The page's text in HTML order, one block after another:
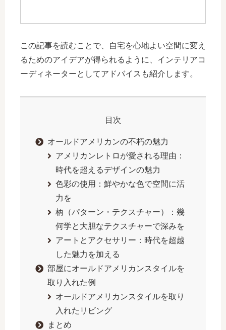
この記事を読むことで、自宅を心地よい空間に変え
るためのアイデアが得られるように、インテリアコ
ーディネーターとしてアドバイスも紹介します。
目次
オールドアメリカンの不朽の魅力
アメリカンレトロが愛される理由：
時代を超えるデザインの魅力
色彩の使用：鮮やかな色で空間に活
力を
柄（パターン・テクスチャー）：幾
何学と大胆なテクスチャーで深みを
アートとアクセサリー：時代を超越
した魅力を加える
部屋にオールドアメリカンスタイルを
取り入れた例
オールドアメリカンスタイルを取り
入れたリビング
まとめ